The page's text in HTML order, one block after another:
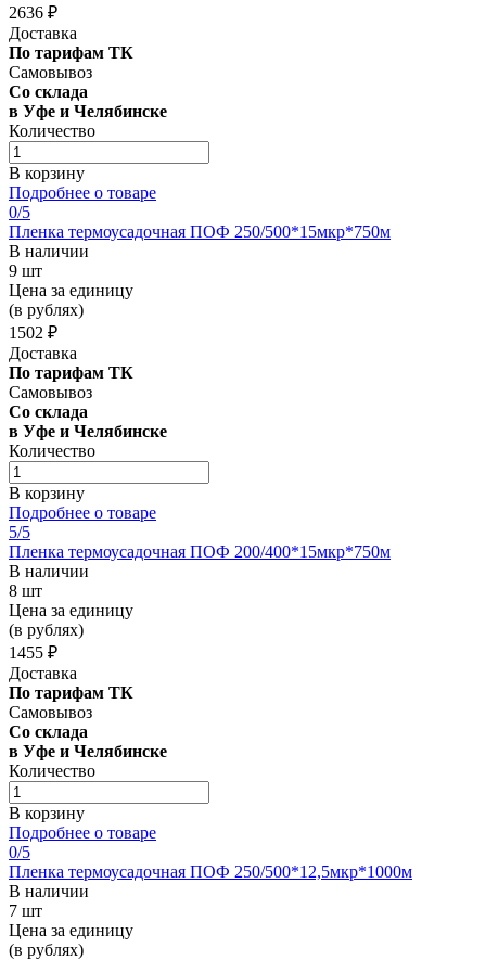
2636 ₽
Доставка
По тарифам ТК
Самовывоз
Со склада
в Уфе и Челябинске
Количество
В корзину
Подробнее о товаре
0/5
Пленка термоусадочная ПОФ 250/500*15мкр*750м
В наличии
9 шт
Цена за единицу
(в рублях)
1502 ₽
Доставка
По тарифам ТК
Самовывоз
Со склада
в Уфе и Челябинске
Количество
В корзину
Подробнее о товаре
5/5
Пленка термоусадочная ПОФ 200/400*15мкр*750м
В наличии
8 шт
Цена за единицу
(в рублях)
1455 ₽
Доставка
По тарифам ТК
Самовывоз
Со склада
в Уфе и Челябинске
Количество
В корзину
Подробнее о товаре
0/5
Пленка термоусадочная ПОФ 250/500*12,5мкр*1000м
В наличии
7 шт
Цена за единицу
(в рублях)